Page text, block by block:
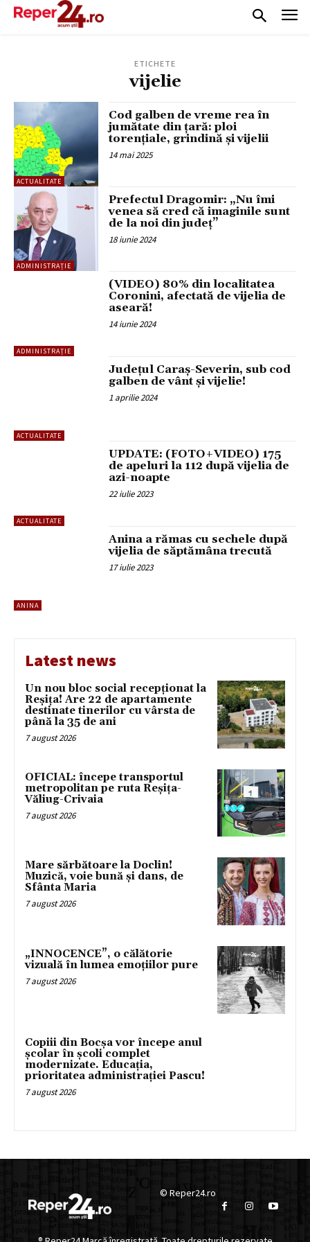
ETICHETE
vijelie
ACTUALITATE
Cod galben de vreme rea în
jumătate din țară: ploi
torențiale, grindină și vijelii
14 mai 2025
ADMINISTRAȚIE
Prefectul Dragomir: „Nu îmi
venea să cred că imaginile sunt
de la noi din județ”
18 iunie 2024
ADMINISTRAȚIE
(VIDEO) 80% din localitatea
Coronini, afectată de vijelia de
aseară!
14 iunie 2024
ACTUALITATE
Județul Caraș-Severin, sub cod
galben de vânt și vijelie!
1 aprilie 2024
ACTUALITATE
UPDATE: (FOTO+VIDEO) 175
de apeluri la 112 după vijelia de
azi-noapte
22 iulie 2023
ANINA
Anina a rămas cu sechele după
vijelia de săptămâna trecută
17 iulie 2023
Latest news
Un nou bloc social recepționat la
Reșița! Are 22 de apartamente
destinate tinerilor cu vârsta de
până la 35 de ani
7 august 2026
OFICIAL: începe transportul
metropolitan pe ruta Reșița-
Văliug-Crivaia
7 august 2026
Mare sărbătoare la Doclin!
Muzică, voie bună și dans, de
Sfânta Maria
7 august 2026
„INNOCENCE”, o călătorie
vizuală în lumea emoțiilor pure
7 august 2026
Copiii din Bocșa vor începe anul
școlar în școli complet
modernizate. Educația,
prioritatea administrației Pascu!
7 august 2026
© Reper24.ro